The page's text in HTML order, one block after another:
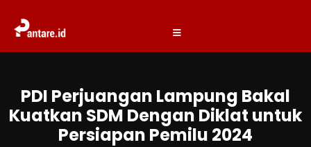
PDI Perjuangan Lampung Bakal
Kuatkan SDM Dengan Diklat untuk
Persiapan Pemilu 2024